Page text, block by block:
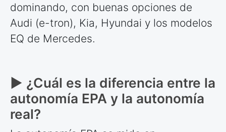
dominando, con buenas opciones de
Audi (e-tron), Kia, Hyundai y los modelos
EQ de Mercedes.
► ¿Cuál es la diferencia entre la
autonomía EPA y la autonomía
real?